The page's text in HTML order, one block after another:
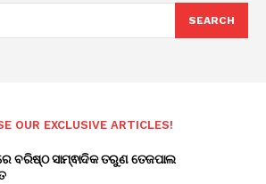
SEARCH
OUR EXCLUSIVE ARTICLES!
ବରିଷ୍ଠ ସାମ୍ଵାଦିକ ତରୁଣ ତେଜପାଲ